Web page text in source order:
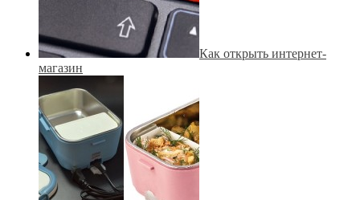
Как открыть интернет-
магазин